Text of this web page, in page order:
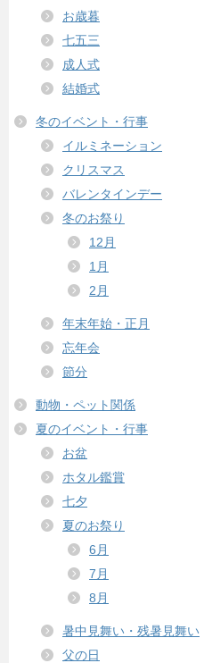
お歳暮
七五三
成人式
結婚式
冬のイベント・行事
イルミネーション
クリスマス
バレンタインデー
冬のお祭り
12月
1月
2月
年末年始・正月
忘年会
節分
動物・ペット関係
夏のイベント・行事
お盆
ホタル鑑賞
七夕
夏のお祭り
6月
7月
8月
暑中見舞い・残暑見舞い
父の日